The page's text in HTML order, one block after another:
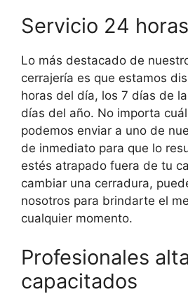
Servicio 24 horas
Lo más destacado de
cerrajería es que estamos
horas del día, los 7 días de
días del año. No importa
podemos enviar a uno de
de inmediato para que lo
estés atrapado fuera de tu
cambiar una cerradura,
nosotros para brindarte el
cualquier momento.
Profesionales
capacitados